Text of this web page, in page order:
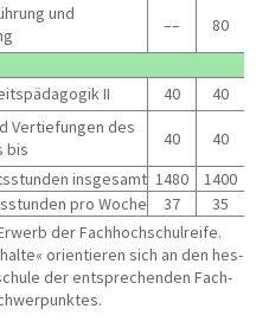
und
––
80
II
40
40
Ver­tie­fun­gen des
bis
40
40
insgesamt 1480
1400
pro Woche
37
35
der Fach­hoch­schul­rei­fe.
ori­en­tie­ren sich an den hes­
der ent­spre­chen­den Fach­